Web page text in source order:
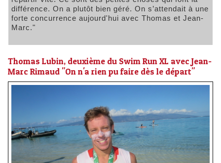
différence. On a plutôt bien géré. On s’attendait à une
forte concurrence aujourd'hui avec Thomas et Jean-
Marc."
Thomas Lubin, deuxième du Swim Run XL avec Jean-
Marc Rimaud "On n'a rien pu faire dès le départ"